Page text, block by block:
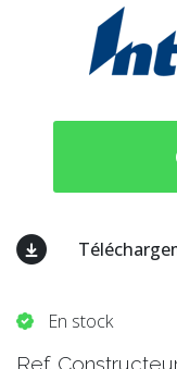
En stock
Ref.